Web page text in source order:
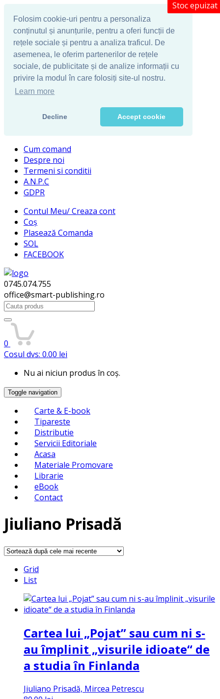
Folosim cookie-uri pentru a personaliza
conținutul și anunțurile, pentru a oferi funcții de
rețele sociale și pentru a analiza traficul. De
asemenea, le oferim partenerilor de rețele
sociale, de publicitate și de analize informații cu
privire la modul în care folosiți site-ul nostru.
Learn more
Decline Accept cookie
Cum comand
Despre noi
Termeni si conditii
A.N.P.C
GDPR
Contul Meu/ Creaza cont
Coș
Plasează Comanda
SOL
FACEBOOK
0745.074.755
office@smart-publishing.ro
Search
for:
0
Cosul dvs: 0.00 lei
Nu ai niciun produs în coș.
Toggle navigation
Carte & E-book
Tipareste
Distributie
Servicii Editoriale
Acasa
Materiale Promovare
Librarie
eBook
Contact
Jiuliano Prisadă
Grid
List
Stoc epuizat
Cartea lui „Pojat” sau cum ni s-
au împlinit „visurile idioate“ de
a studia în Finlanda
Jiuliano Prisadă, Mircea Petrescu